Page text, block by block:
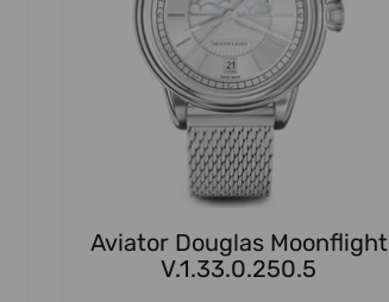
Aviator Douglas Moonflight
V.1.33.0.250.5